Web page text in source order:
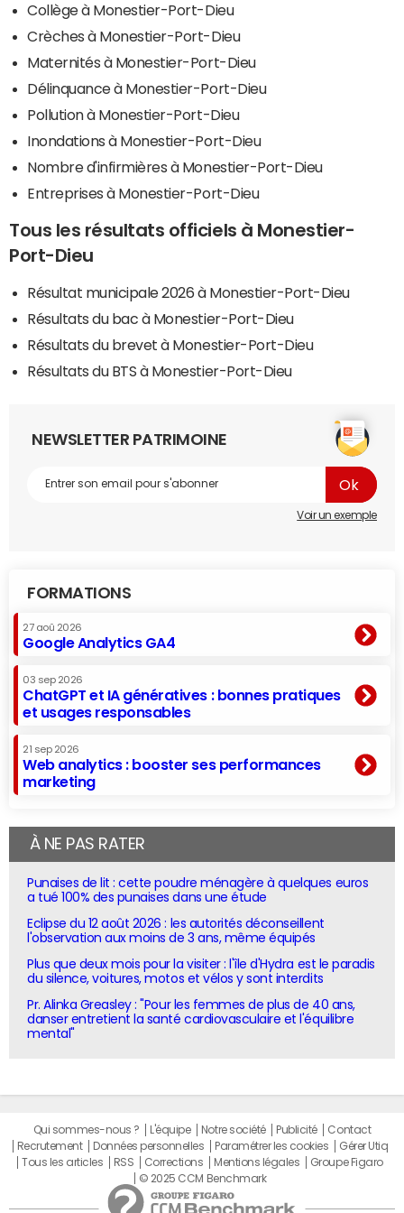
Collège à Monestier-Port-Dieu
Crèches à Monestier-Port-Dieu
Maternités à Monestier-Port-Dieu
Délinquance à Monestier-Port-Dieu
Pollution à Monestier-Port-Dieu
Inondations à Monestier-Port-Dieu
Nombre d'infirmières à Monestier-Port-Dieu
Entreprises à Monestier-Port-Dieu
Tous les résultats officiels à Monestier-
Port-Dieu
Résultat municipale 2026 à Monestier-Port-Dieu
Résultats du bac à Monestier-Port-Dieu
Résultats du brevet à Monestier-Port-Dieu
Résultats du BTS à Monestier-Port-Dieu
NEWSLETTER PATRIMOINE
Voir un exemple
FORMATIONS
27 aoû 2026
Google Analytics GA4
03 sep 2026
ChatGPT et IA génératives : bonnes pratiques
et usages responsables
21 sep 2026
Web analytics : booster ses performances
marketing
À NE PAS RATER
Punaises de lit : cette poudre ménagère à quelques euros
a tué 100% des punaises dans une étude
Eclipse du 12 août 2026 : les autorités déconseillent
l'observation aux moins de 3 ans, même équipés
Plus que deux mois pour la visiter : l'île d'Hydra est le paradis
du silence, voitures, motos et vélos y sont interdits
Pr. Alinka Greasley : "Pour les femmes de plus de 40 ans,
danser entretient la santé cardiovasculaire et l'équilibre
mental"
Qui sommes-nous ? L'équipe Notre société Publicité
Contact
Recrutement
Données personnelles Paramétrer les cookies
Gérer Utiq
Tous les articles
RSS Corrections Mentions légales
Groupe Figaro
© 2025 CCM Benchmark